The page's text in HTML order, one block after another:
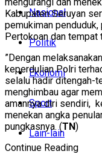
Nasional
Politik
Ekonomi
Sport
Lain-lain
Kabupaten Seruyan
pemukiman
Pertokoan dan tempat
”Dengan
keperdulian Polri
selalu hadir ditengah-
menghimbau agar
amannya diri sendiri,
menekan angka
pungkasnya. (TN)
Continue Reading